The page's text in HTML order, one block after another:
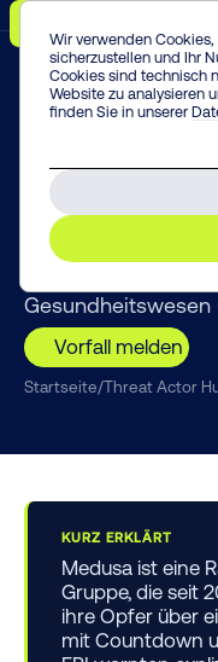
Wir verwenden
sicherzustellen und Ihr
Cookies sind technisch
Website zu analysieren
finden Sie in unserer
Startseite/Threat Actor
Medusa
Medusa erpresst
Wer nicht zahlt,
Gesundheitswesen
Vorfall melden
KURZ ERKLÄRT
Medusa ist eine
Gruppe, die seit
ihre Opfer über
mit Countdown